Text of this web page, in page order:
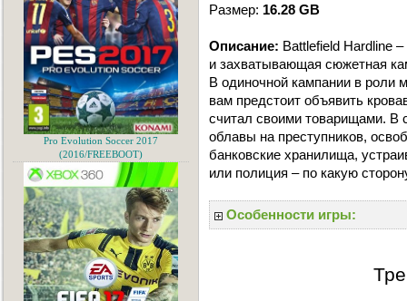
Размер: 16.28 GB
Описание: Battlefield Hardline
и захватывающая сюжетная
В одиночной кампании в роли
вам предстоит объявить
считал своими товарищами. В
облавы на преступников,
банковские хранилища,
или полиция – по какую
Особенности игры:
Pro Evolution Soccer 2017
(2016/FREEBOOT)